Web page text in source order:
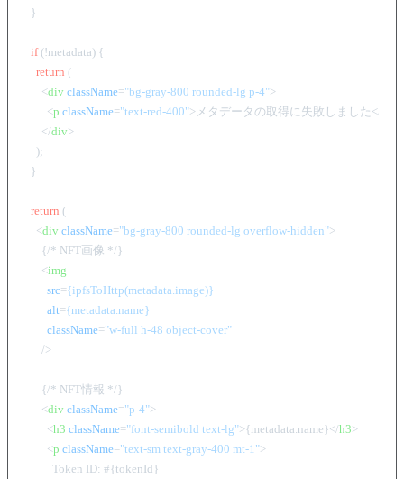
  }
if (!metadata) {
return (
<div className="bg-gray-800 rounded-lg p-4">
<p className="text-red-400">メタデータの取得に失敗しました </
</div>
    );
  }
return (
<div className="bg-gray-800 rounded-lg overflow-hidden">
      {/* NFT画像 */}
<img
src={ipfsToHttp(metadata.image)}
alt={metadata.name}
className="w-full h-48 object-cover"
      />
      {/* NFT情報 */}
<div className="p-4">
<h3 className="font-semibold text-lg">{metadata.name}</h3>
<p className="text-sm text-gray-400 mt-1">
          Token ID: #{tokenId}